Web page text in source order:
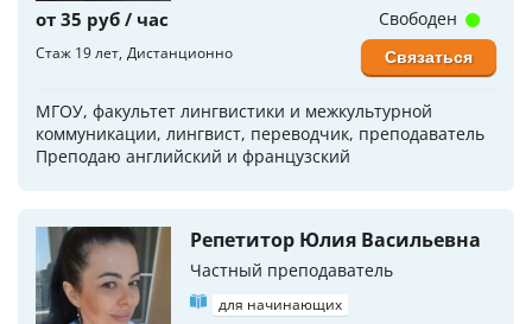
от 35 руб / час
Стаж 19 лет Дистанционно
МГОУ, факультет лингвистики и межкультурной
коммуникации, лингвист, переводчик, преподаватель
Преподаю английский и французский
Свободен
Связаться
Репетитор Юлия Васильевна
Частный преподаватель
для начинающих